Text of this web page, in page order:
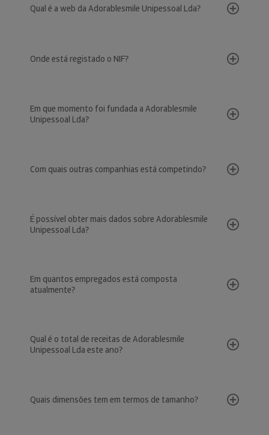
Qual é a web da Adorablesmile Unipessoal Lda?
Onde está registado o NIF?
Em que momento foi fundada a Adorablesmile
Unipessoal Lda?
Com quais outras companhias está competindo?
É possível obter mais dados sobre Adorablesmile
Unipessoal Lda?
Em quantos empregados está composta
atualmente?
Qual é o total de receitas de Adorablesmile
Unipessoal Lda este ano?
Quais dimensões tem em termos de tamanho?